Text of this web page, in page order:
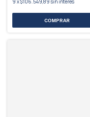
9 x$106.549,89 sin interés